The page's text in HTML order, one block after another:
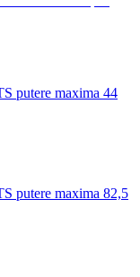
putere maxima 44
putere maxima 82,5